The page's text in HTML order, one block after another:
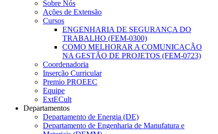
Sobre Nós
Ações de Extensão
Cursos
ENGENHARIA DE SEGURANÇA DO
TRABALHO (FEM-0300)
COMO MELHORAR A COMUNICAÇÃO
NA GESTÃO DE PROJETOS (FEM-0723)
Coordenadoria
Inserção Curricular
Premio PROEEC
Equipe
ExtECult
Departamentos
Departamento de Energia (DE)
Departamento de Engenharia de Manufatura e